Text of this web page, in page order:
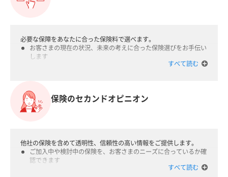
すべて読む
必要な保障をあなたに合った保険料で選べます。
お客さまの現在の状況、未来の考えに合った保険選びをお手伝い
します
複数の「会社と保険」を組み合わせて、お客さまだけのプランが
保障をより手厚く、保険料をより抑えられるようにお手伝いしま
す
健康に不安のある方や、ご高齢の方もお入りいただける保険を探
きができます
保険のセカンドオピニオン
すべて読む
他社の保険を含めて透明性、信頼性の高い情報をご提供します。
ご加入中や検討中の保険を、お客さまのニーズに合っているか確
認できます
今の保険がお客さまに合っていれば継続されることをおすすめし